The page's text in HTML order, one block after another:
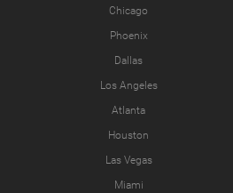
Chicago
Phoenix
Dallas
Los Angeles
Atlanta
Houston
Las Vegas
Miami